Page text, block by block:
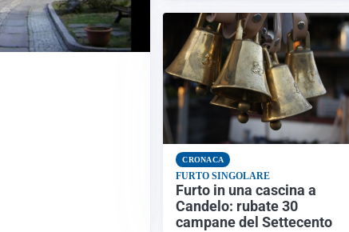
CRONACA
FURTO SINGOLARE
Furto in una cascina a
Candelo: rubate 30
campane del Settecento